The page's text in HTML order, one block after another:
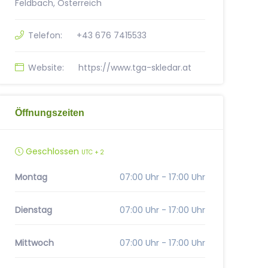
Feldbach, Österreich
Telefon: +43 676 7415533
Website: https://www.tga-skledar.at
Öffnungszeiten
Geschlossen UTC + 2
Montag 07:00 Uhr - 17:00 Uhr
Dienstag 07:00 Uhr - 17:00 Uhr
Mittwoch 07:00 Uhr - 17:00 Uhr